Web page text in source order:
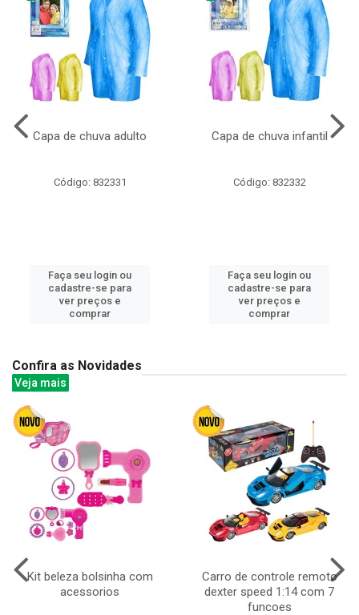
Capa de chuva adulto
Código: 832331
Faça seu login ou
cadastre-se para
ver preços e
comprar
Capa de chuva infantil
Código: 832332
Faça seu login ou
cadastre-se para
ver preços e
comprar
Confira as Novidades
Veja mais
Kit beleza bolsinha com
acessorios
Carro de controle remoto
dexter speed 1:14 com 7
funcoes